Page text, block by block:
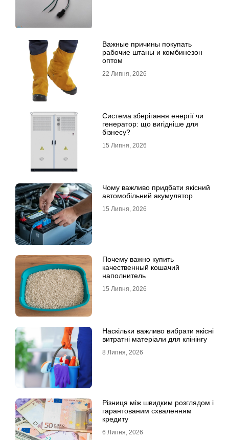
Важные причины покупать
рабочие штаны и комбинезон
оптом
22 Липня, 2026
Система зберігання енергії чи
генератор: що вигідніше для
бізнесу?
15 Липня, 2026
Чому важливо придбати якісний
автомобільний акумулятор
15 Липня, 2026
Почему важно купить
качественный кошачий
наполнитель
15 Липня, 2026
Наскільки важливо вибрати якісні
витратні матеріали для клінінгу
8 Липня, 2026
Різниця між швидким розглядом і
гарантованим схваленням
кредиту
6 Липня, 2026